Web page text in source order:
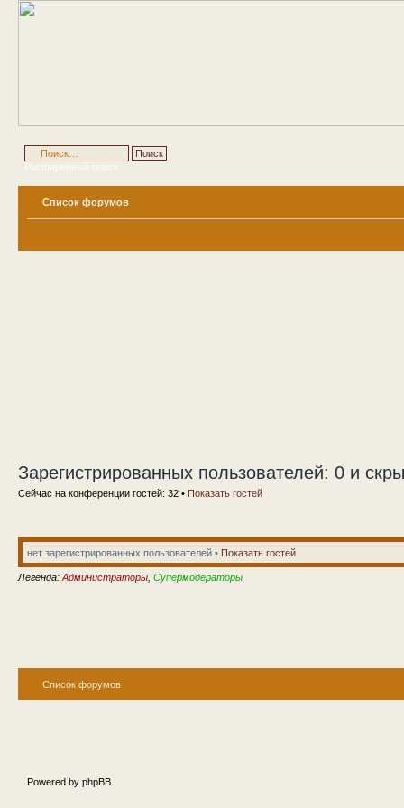
Расширенный поиск
Список форумов
Зарегистрированных пользователей: 0 и
Сейчас на конференции гостей: 32 • Показать гостей
нет зарегистрированных пользователей • Показать гостей
Легенда: Администраторы Супермодераторы
Список форумов
Powered by phpBB